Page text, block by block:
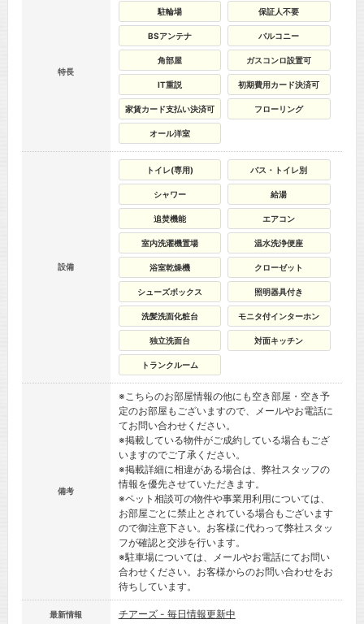
特長
駐輪場 保証人不要
BSアンテナ バルコニー
角部屋 ガスコンロ設置可
IT重説 初期費用カード決済可
家賃カード支払い決済可 フローリング
オール洋室
設備
トイレ(専用) バス・トイレ別
シャワー 給湯
追焚機能 エアコン
室内洗濯機置場 温水洗浄便座
浴室乾燥機 クローゼット
シューズボックス 照明器具付き
洗髪洗面化粧台 モニタ付インターホン
独立洗面台 対面キッチン
トランクルーム
備考
※こちらのお部屋情報の他にも空き部屋・空き予
定のお部屋もございますので、メールやお電話に
てお問い合わせください。
※掲載している物件がご成約している場合もござ
いますのでご了承ください。
※掲載詳細に相違がある場合は、弊社スタッフの
情報を優先させていただきます。
※ペット相談可の物件や事業用利用については、
お部屋ごとに禁止とされている場合もございます
ので御注意下さい。お客様に代わって弊社スタッ
フが確認と交渉を行います。
※駐車場については、メールやお電話にてお問い
合わせください。お客様からのお問い合わせをお
待ちしています。
最新情報 チアーズ - 毎日情報更新中